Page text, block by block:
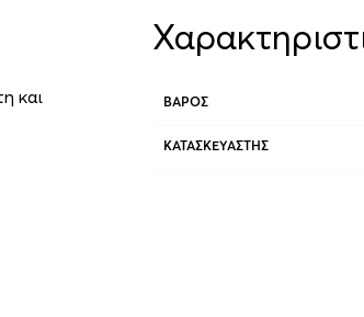
και
ΒΆΡΟΣ
ΚΑΤΑΣΚΕΥΑΣΤΉΣ